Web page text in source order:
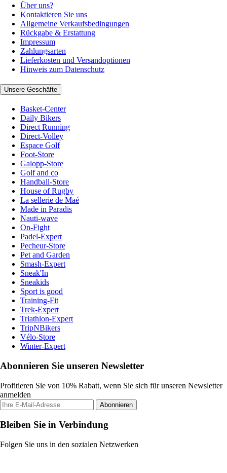
Über uns?
Kontaktieren Sie uns
Allgemeine Verkaufsbedingungen
Rückgabe & Erstattung
Impressum
Zahlungsarten
Lieferkosten und Versandoptionen
Hinweis zum Datenschutz
Unsere Geschäfte
Basket-Center
Daily Bikers
Direct Running
Direct-Volley
Espace Golf
Foot-Store
Galopp-Store
Golf and co
Handball-Store
House of Rugby
La sellerie de Maé
Made in Paradis
Nauti-wave
On-Fight
Padel-Expert
Pecheur-Store
Pet and Garden
Smash-Expert
Sneak'In
Sneakids
Sport is good
Training-Fit
Trek-Expert
Triathlon-Expert
TripNBikers
Vélo-Store
Winter-Expert
Abonnieren Sie unseren Newsletter
Profitieren Sie von 10% Rabatt, wenn Sie sich für unseren Newsletter
anmelden
Abonnieren
Bleiben Sie in Verbindung
Folgen Sie uns in den sozialen Netzwerken